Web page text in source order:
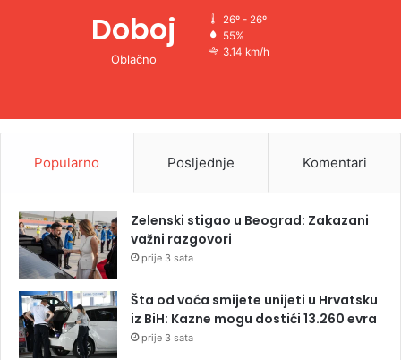
Doboj
Oblačno
26º - 26º
55%
3.14 km/h
Popularno Posljednje Komentari
Zelenski stigao u Beograd: Zakazani
važni razgovori
prije 3 sata
Šta od voća smijete unijeti u Hrvatsku
iz BiH: Kazne mogu dostići 13.260 evra
prije 3 sata